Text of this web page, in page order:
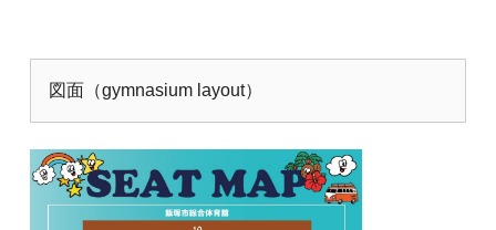
図面（gymnasium layout）